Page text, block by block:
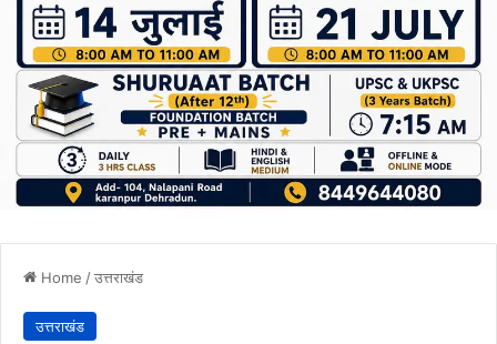
Home /उत्तराखंड
उत्तराखंड